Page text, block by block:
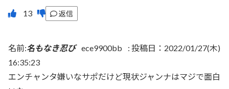
返信
名前:名もなき忍び ece9900bb : 投稿日：2022/01/27(木)
16:35:23
エンチャンタ嫌いなサポだけど現状ジャンナはマジで面白